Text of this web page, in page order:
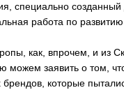
специально
работа по
как, впрочем, и из
можем заявить о том,
которые